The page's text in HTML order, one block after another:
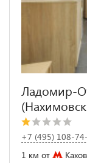
Ладомир-
+7 (495) 108-
1 км от